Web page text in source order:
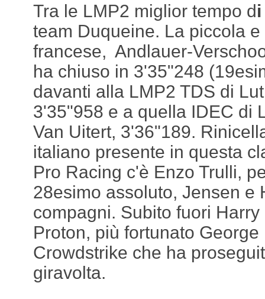
Tra le LMP2 miglior tempo d
team Duqueine. La piccola
francese, Andlauer-
ha chiuso in 3'35"248
davanti alla LMP2 TDS di
3'35"958 e a quella IDEC di
Van Uitert, 3'36"189.
italiano presente in questa
Pro Racing c'è Enzo Trulli,
28esimo assoluto, Jensen e
compagni. Subito fuori
Proton, più fortunato George
Crowdstrike che ha
giravolta.